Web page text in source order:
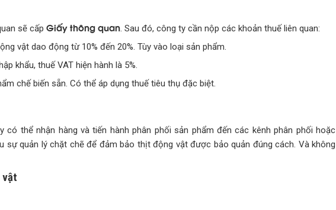
sẽ cấp Giấy thông quan. Sau đó, công ty cần nộp các khoản thuế liên quan:
vật dao động từ 10% đến 20%. Tùy vào loại sản phẩm.
khẩu, thuế VAT hiện hành là 5%.
chế biến sẵn. Có thể áp dụng thuế tiêu thụ đặc biệt.
thể nhận hàng và tiến hành phân phối sản phẩm đến các kênh phân phối hoặc
sự quản lý chặt chẽ để đảm bảo thịt động vật được bảo quản đúng cách. Và không
vật